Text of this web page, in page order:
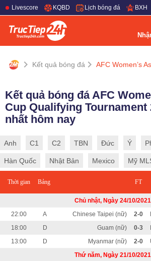
Livescore KQBD Lịch bóng đá BXH
Kết quả bóng đá AFC Women’s
Kết quả bóng đá AFC
Cup Qualifying Tournament
nhất hôm nay
Anh C1 C2 TBN Đức Ý
Hàn Quốc Nhật Bản Mexico Mỹ
Thời gian Bảng FT
Chủ nhật, Ngày 24/10/2021
22:00
A Chinese Taipei (nữ) 2-0
18:00
D Guam (nữ) 0-3
13:00
D Myanmar (nữ) 2-0
Thứ năm, Ngày 21/10/2021